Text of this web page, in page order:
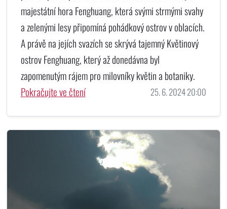
majestátní hora Fenghuang, která svými strmými svahy
a zelenými lesy připomíná pohádkový ostrov v oblacích.
A právě na jejích svazích se skrývá tajemný Květinový
ostrov Fenghuang, který až donedávna byl
zapomenutým rájem pro milovníky květin a botaniky.
Pokračujte ve čtení
25. 6. 2024 20:00